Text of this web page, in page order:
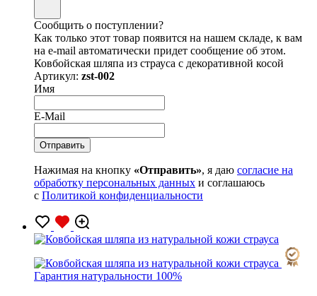
Сообщить о поступлении?
Как только этот товар появится на нашем складе, к вам
на e-mail автоматически придет сообщение об этом.
Ковбойская шляпа из страуса с декоративной косой
Артикул: zst-002
Имя
E-Mail
Нажимая на кнопку «Отправить», я даю согласие на
обработку персональных данных и соглашаюсь
с Политикой конфиденциальности
Гарантия натуральности 100%